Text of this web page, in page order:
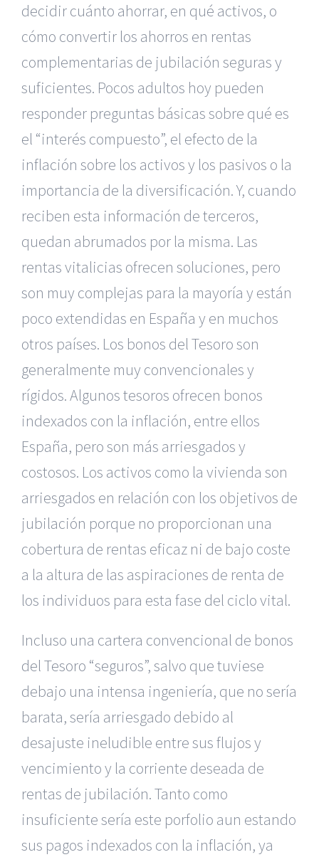
decidir cuánto ahorrar, en qué activos, o
cómo convertir los ahorros en rentas
complementarias de jubilación seguras y
suficientes. Pocos adultos hoy pueden
responder preguntas básicas sobre qué es
el “interés compuesto”, el efecto de la
inflación sobre los activos y los pasivos o la
importancia de la diversificación. Y, cuando
reciben esta información de terceros,
quedan abrumados por la misma. Las
rentas vitalicias ofrecen soluciones, pero
son muy complejas para la mayoría y están
poco extendidas en España y en muchos
otros países. Los bonos del Tesoro son
generalmente muy convencionales y
rígidos. Algunos tesoros ofrecen bonos
indexados con la inflación, entre ellos
España, pero son más arriesgados y
costosos. Los activos como la vivienda son
arriesgados en relación con los objetivos de
jubilación porque no proporcionan una
cobertura de rentas eficaz ni de bajo coste
a la altura de las aspiraciones de renta de
los individuos para esta fase del ciclo vital.
Incluso una cartera convencional de bonos
del Tesoro “seguros”, salvo que tuviese
debajo una intensa ingeniería, que no sería
barata, sería arriesgado debido al
desajuste ineludible entre sus flujos y
vencimiento y la corriente deseada de
rentas de jubilación. Tanto como
insuficiente sería este porfolio aun estando
sus pagos indexados con la inflación, ya